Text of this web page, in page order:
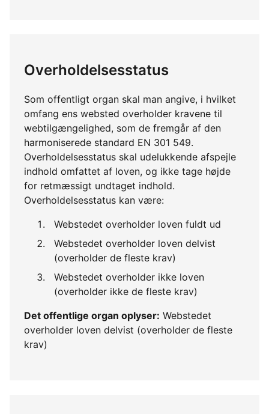
Overholdelsesstatus
Som offentligt organ skal man angive, i hvilket
omfang ens websted overholder kravene til
webtilgængelighed, som de fremgår af den
harmoniserede standard EN 301 549.
Overholdelsesstatus skal udelukkende afspejle
indhold omfattet af loven, og ikke tage højde
for retmæssigt undtaget indhold.
Overholdelsesstatus kan være:
Webstedet overholder loven fuldt ud
Webstedet overholder loven delvist
(overholder de fleste krav)
Webstedet overholder ikke loven
(overholder ikke de fleste krav)
Det offentlige organ oplyser: Webstedet
overholder loven delvist (overholder de fleste
krav)